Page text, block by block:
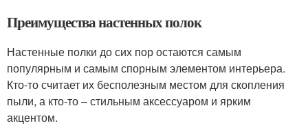
Преимущества настенных полок
Настенные полки до сих пор остаются самым
популярным и самым спорным элементом интерьера.
Кто-то считает их бесполезным местом для скопления
пыли, а кто-то – стильным аксессуаром и ярким
акцентом.